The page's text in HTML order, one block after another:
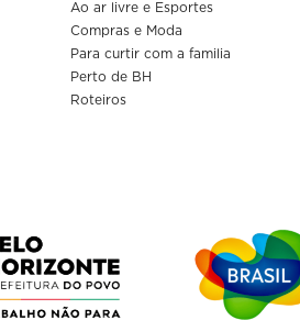
Ao ar livre e Esportes
Compras e Moda
Para curtir com a familia
Perto de BH
Roteiros